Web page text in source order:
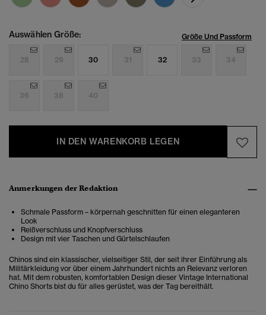
Auswählen Größe: Größe Und Passform
28 29 30 31 32 33 34
36 38 40
IN DEN WARENKORB LEGEN
Anmerkungen der Redaktion
Schmale Passform – körpernah geschnitten für einen eleganteren
Look
Reißverschluss und Knopfverschluss
Design mit vier Taschen und Gürtelschlaufen
Chinos sind ein klassischer, vielseitiger Stil, der seit ihrer Einführung als
Militärkleidung vor über einem Jahrhundert nichts an Relevanz verloren
hat. Mit dem robusten, komfortablen Design dieser Vintage International
Chino Shorts bist du für alles gerüstet, was der Tag bereithält.